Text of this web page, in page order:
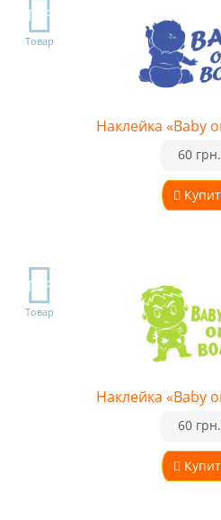
TOP
Товар
Наклейка «Baby
60 грн.
TOP
Товар
Наклейка «Baby
60 грн.